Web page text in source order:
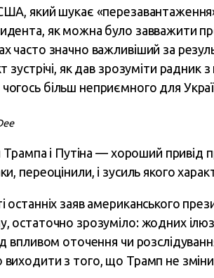
який шукає
як можна було завважити
часто значно важливіший за
зустрічі, як дав зрозуміти
більш неприємного для
Трампа і Путіна — хороший привід
переоцінили, і зусиль якого
останніх заяв американського
остаточно зрозуміло: жодних
впливом оточення чи
з того, що Трамп не